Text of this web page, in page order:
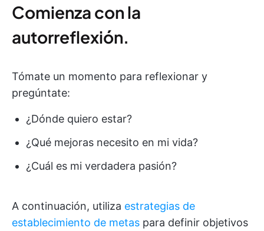
Comienza con la
autorreflexión.
Tómate un momento para reflexionar y
pregúntate:
¿Dónde quiero estar?
¿Qué mejoras necesito en mi vida?
¿Cuál es mi verdadera pasión?
A continuación, utiliza estrategias de
establecimiento de metas para definir objetivos